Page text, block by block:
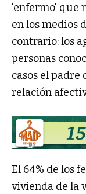
'enfermo' que
en los medios
contrario: los
personas
casos el padre
relación
El 64% de los
vivienda de la